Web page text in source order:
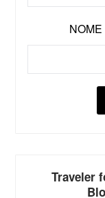
NOME
Traveler